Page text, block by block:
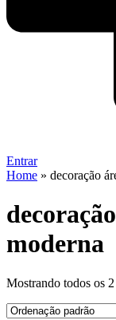
Entrar
Home » decoração
moderna
Mostrando todos os